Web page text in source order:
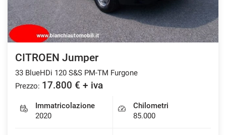
CITROEN Jumper
33 BlueHDi 120 S&S PM-TM Furgone
Prezzo: 17.800 € + iva
Immatricolazione
2020
Chilometri
85.000